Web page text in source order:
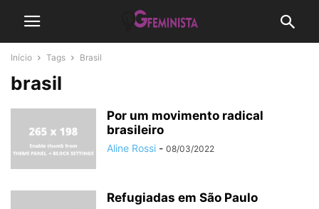
Início Tags Brasil
brasil
Por um movimento radical
brasileiro
Aline Rossi - 08/03/2022
Refugiadas em São Paulo